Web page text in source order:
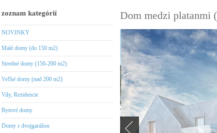
zoznam kategórií
NOVINKY
Malé domy (do 150 m2)
Stredné domy (150-200 m2)
Veľké domy (nad 200 m2)
Vily, Rezidencie
Bytové domy
Domy s dvojgarážou
Dom medzi platanmi